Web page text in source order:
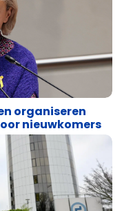
organiseren
nieuwkomers